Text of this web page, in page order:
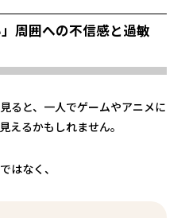
周囲への不信感と過敏
ると、一人でゲームやアニメに
えるかもしれません。
はなく、